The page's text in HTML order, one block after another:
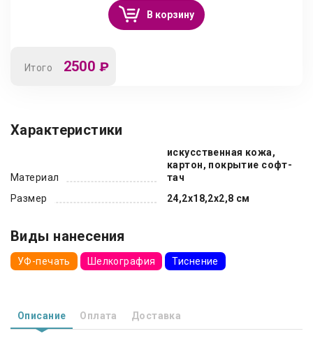
В корзину
Итого 2500 ₽
Характеристики
Материал
искусственная кожа,
картон, покрытие софт-
тач
Размер
24,2х18,2х2,8 см
Виды нанесения
УФ-печать Шелкография Тиснение
Описание Оплата Доставка